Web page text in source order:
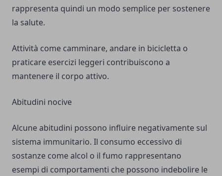
rappresenta quindi un modo semplice per sostenere
la salute.
Attività come camminare, andare in bicicletta o
praticare esercizi leggeri contribuiscono a
mantenere il corpo attivo.
Abitudini nocive
Alcune abitudini possono influire negativamente sul
sistema immunitario. Il consumo eccessivo di
sostanze come alcol o il fumo rappresentano
esempi di comportamenti che possono indebolire le